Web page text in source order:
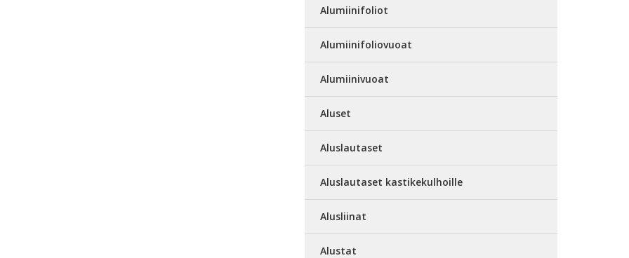
Alumiinifoliot
Alumiinifoliovuoat
Alumiinivuoat
Aluset
Aluslautaset
Aluslautaset kastikekulhoille
Alusliinat
Alustat